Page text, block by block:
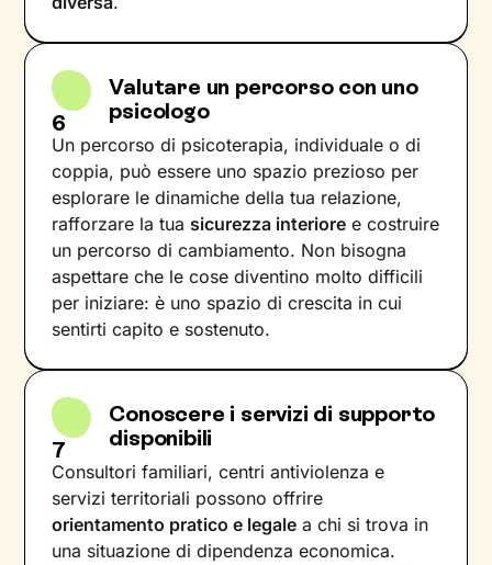
6
Valutare un percorso con uno
psicologo
Un percorso di psicoterapia, individuale o di
coppia, può essere uno spazio prezioso per
esplorare le dinamiche della tua relazione,
rafforzare la tua sicurezza interiore e costruire
un percorso di cambiamento. Non bisogna
aspettare che le cose diventino molto difficili
per iniziare: è uno spazio di crescita in cui
sentirti capito e sostenuto.
7
Conoscere i servizi di supporto
disponibili
Consultori familiari, centri antiviolenza e
servizi territoriali possono offrire
orientamento pratico e legale a chi si trova in
una situazione di dipendenza economica.